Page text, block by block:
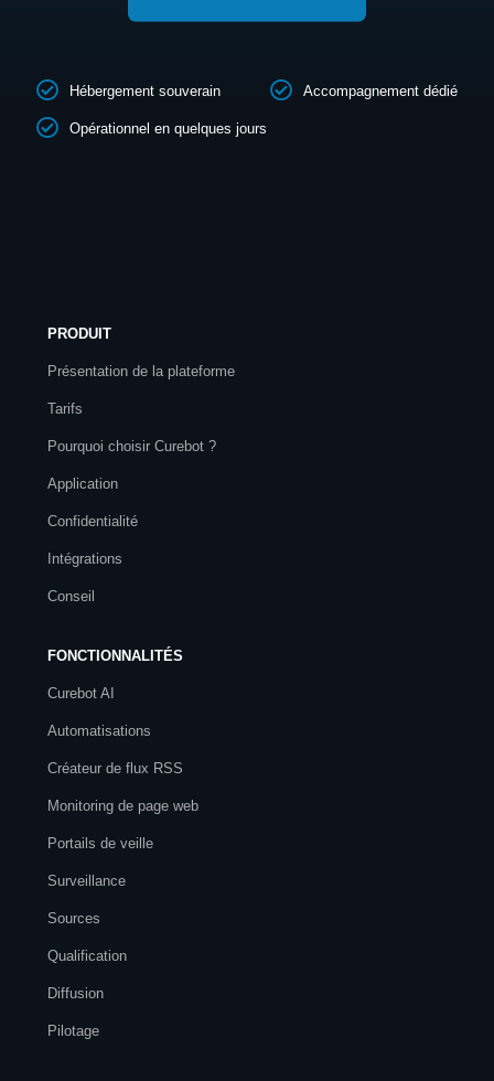
Hébergement souverain Accompagnement dédié
Opérationnel en quelques jours
PRODUIT
Présentation de la plateforme
Tarifs
Pourquoi choisir Curebot ?
Application
Confidentialité
Intégrations
Conseil
FONCTIONNALITÉS
Curebot AI
Automatisations
Créateur de flux RSS
Monitoring de page web
Portails de veille
Surveillance
Sources
Qualification
Diffusion
Pilotage